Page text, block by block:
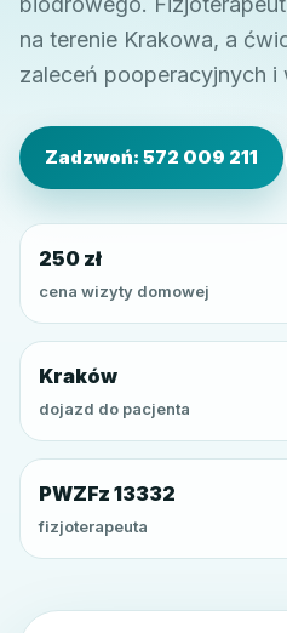
na terenie Krakowa, a
zaleceń pooperacyjnych
Zadzwoń: 572 009 211
250 zł
cena wizyty domowej
Kraków
dojazd do pacjenta
PWZFz 13332
fizjoterapeuta